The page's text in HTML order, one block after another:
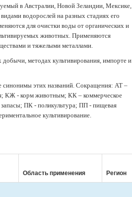
в Австралии, Новой Зеландии, Мексике,
водорослей на разных стадиях его
для очистки воды от органических и
животных. Применяются
и тяжелыми металлами.
методах культивирования, импорте и
синонимы этих названий. Сокращения: АТ –
КЖ - корм животным; КК – коммерческое
ПК - поликультура; ПП - пищевая
культивирование.
Область применения Регион